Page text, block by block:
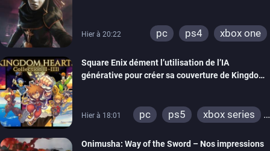
Hier à 20:22 pc ps4 xbox one
Square Enix dément l’utilisation de l’IA
générative pour créer sa couverture de Kingdom
Hier à 18:01 pc ps5
xbox series
Onimusha: Way of the Sword – Nos impressions